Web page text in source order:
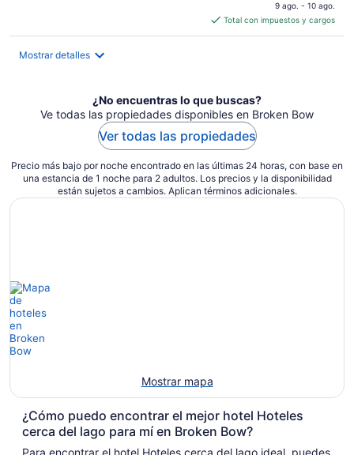
es
de
por
noche
9 ago. - 10 ago.
Total con impuestos y cargos
Mostrar detalles
¿No encuentras lo que buscas?
Ve todas las propiedades disponibles en Broken Bow
Ver todas las propiedades
Precio más bajo por noche encontrado en las últimas 24 horas, con base en
una estancia de 1 noche para 2 adultos. Los precios y la disponibilidad
están sujetos a cambios. Aplican términos adicionales.
Mostrar mapa
¿Cómo puedo encontrar el mejor hotel Hoteles
cerca del lago para mí en Broken Bow?